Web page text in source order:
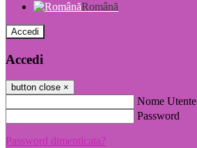
Română
Accedi
Accedi
button close ×
Nome Utente
Password
Password dimenticata?